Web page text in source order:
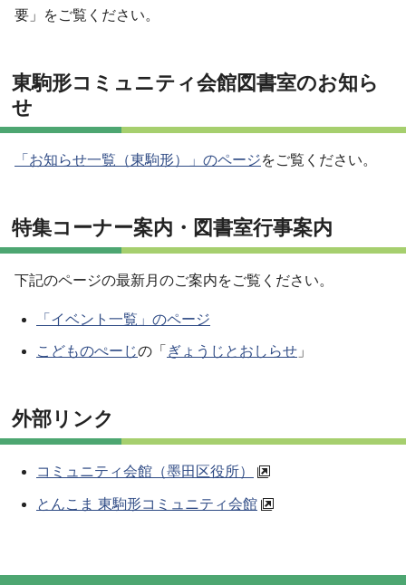
要」をご覧ください。
東駒形コミュニティ会館図書室のお知ら
せ
「お知らせ一覧（東駒形）」のページをご覧ください。
特集コーナー案内・図書室行事案内
下記のページの最新月のご案内をご覧ください。
「イベント一覧」のページ
こどものぺーじの「 ぎょうじとおしらせ 」
外部リンク
コミュニティ会館（墨田区役所）
とんこま 東駒形コミュニティ会館